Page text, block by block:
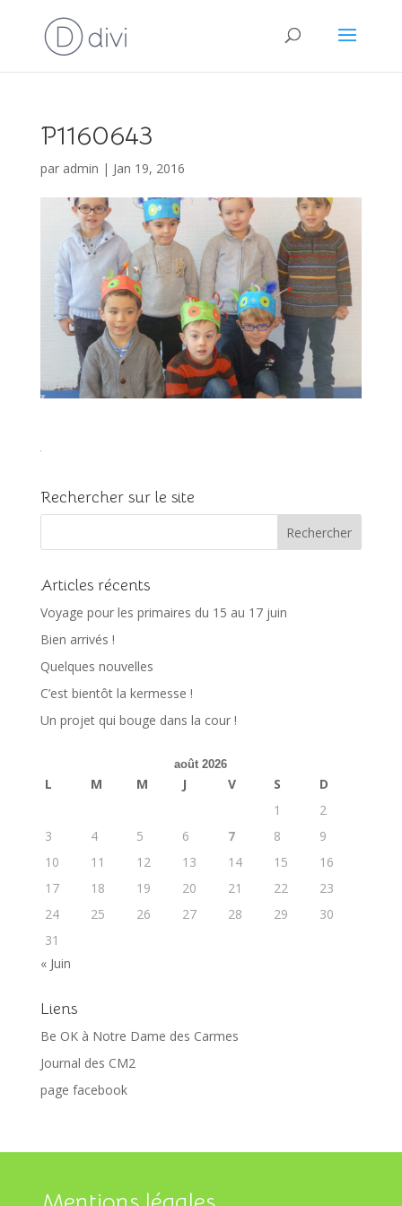
P1160643
par admin | Jan 19, 2016
Rechercher sur le site
Articles récents
Voyage pour les primaires du 15 au 17 juin
Bien arrivés !
Quelques nouvelles
C’est bientôt la kermesse !
Un projet qui bouge dans la cour !
août 2026
L M M J V S
D
1
2
3
4 5 6 7 8
9
10
11 12 13 14 15
16
17
18 19 20 21 22
23
24
25 26 27 28 29
30
31
« Juin
Liens
Be OK à Notre Dame des Carmes
Journal des CM2
page facebook